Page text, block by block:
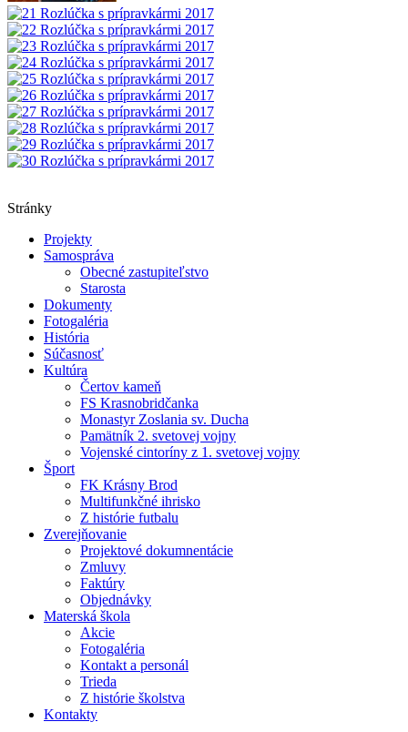
Stránky
Projekty
Samospráva
Obecné zastupiteľstvo
Starosta
Dokumenty
Fotogaléria
História
Súčasnosť
Kultúra
Čertov kameň
FS Krasnobridčanka
Monastyr Zoslania sv. Ducha
Pamätník 2. svetovej vojny
Vojenské cintoríny z 1. svetovej vojny
Šport
FK Krásny Brod
Multifunkčné ihrisko
Z histórie futbalu
Zverejňovanie
Projektové dokumnentácie
Zmluvy
Faktúry
Objednávky
Materská škola
Akcie
Fotogaléria
Kontakt a personál
Trieda
Z histórie školstva
Kontakty